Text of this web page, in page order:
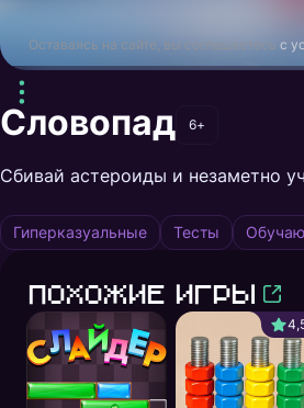
Оставаясь на сайте, вы соглашаетесь с
Словопад 6+
Сбивай астероиды и незаметно
Гиперказуальные Тесты
Похожие игры